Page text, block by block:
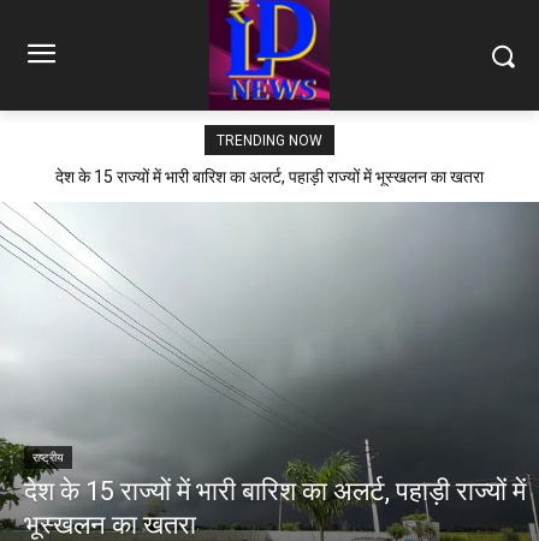
TRENDING NOW
देश के 15 राज्यों में भारी बारिश का अलर्ट, पहाड़ी राज्यों में भूस्खलन का खतरा
राष्ट्रीय
देश के 15 राज्यों में भारी बारिश का अलर्ट, पहाड़ी राज्यों में
भूस्खलन का खतरा